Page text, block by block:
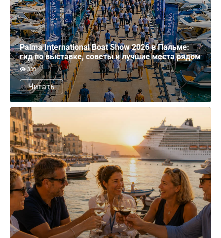
Palma International Boat Show 2026 в Пальме:
гид по выставке, советы и лучшие места рядом
380
Читать